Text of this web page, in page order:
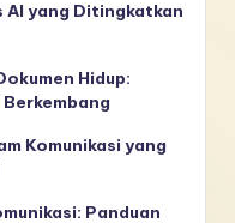
yang Ditingkatkan
Hidup:
Komunikasi yang
Panduan